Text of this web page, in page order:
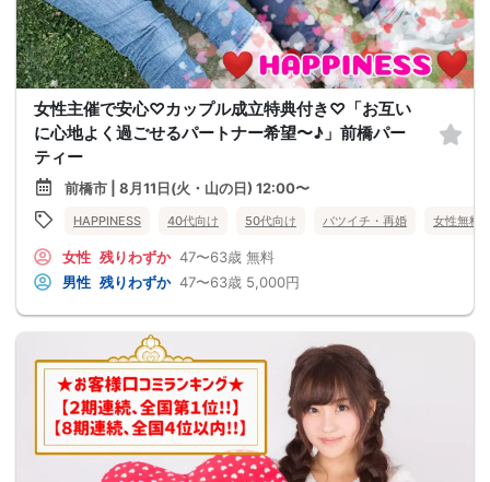
女性主催で安心♡カップル成立特典付き♡「お互い
に心地よく過ごせるパートナー希望〜♪」前橋パー
ティー
前橋市 | 8月11日(火・山の日) 12:00〜
HAPPINESS 40代向け 50代向け バツイチ・再婚 女性無料
女性 残りわずか 47〜63歳 無料
男性 残りわずか 47〜63歳 5,000円